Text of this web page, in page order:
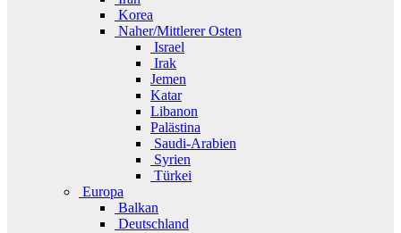
Korea
Naher/Mittlerer Osten
Israel
Irak
Jemen
Katar
Libanon
Palästina
Saudi-Arabien
Syrien
Türkei
Europa
Balkan
Deutschland